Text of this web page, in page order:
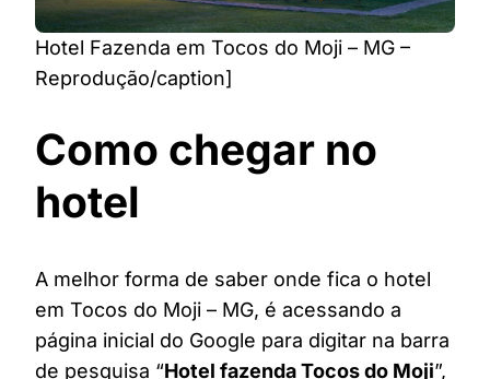
Hotel Fazenda em Tocos do Moji – MG –
Reprodução/caption]
Como chegar no
hotel
A melhor forma de saber onde fica o hotel
em Tocos do Moji – MG, é acessando a
página inicial do Google para digitar na barra
de pesquisa “Hotel fazenda Tocos do Moji”,